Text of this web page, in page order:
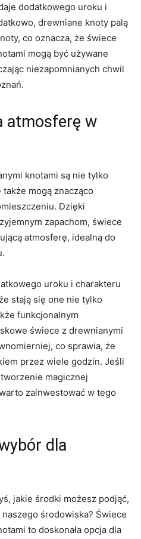
dodatkowego uroku i
drewniane‍ knoty palą
co oznacza, że ​​świece
mogą być⁣ używane
⁤niezapomnianych chwil
‌atmosferę w
knotami są nie tylko
mogą znacząco
Dzięki
zapachom, ‍świece
atmosferę, ⁤idealną do
⁣uroku i charakteru
stają się⁢ one nie​ tylko
funkcjonalnym‌
świece z drewnianymi
co sprawia, że
przez⁣ wiele godzin. Jeśli
magicznej
zainwestować w tego
dla
⁣jakie środki możesz podjąć,
środowiska?⁣ Świece
to doskonała opcja dla‌